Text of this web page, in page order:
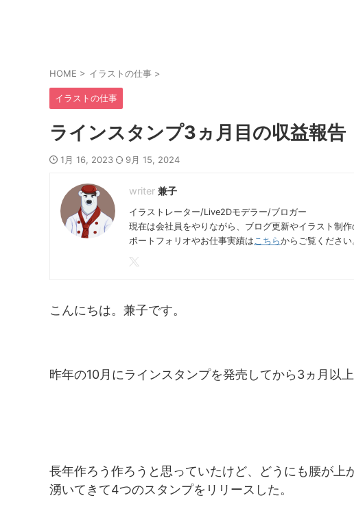
HOME > イラストの仕事 >
イラストの仕事
ラインスタンプ3ヵ月目の収益報告
1月 16, 2023 9月 15, 2024
兼子
イラストレーター/Live2Dモデラー/ブロガー
現在は会社員をやりながら、ブログ更新やイラスト制作
ポートフォリオやお仕事実績はこちらからご覧ください
こんにちは。兼子です。
昨年の10月にラインスタンプを発売してから3ヵ月以上
長年作ろう作ろうと思っていたけど、どうにも腰が
湧いてきて4つのスタンプをリリースした。